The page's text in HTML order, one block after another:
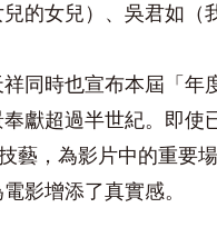
的女兒）、吳君如（
同時也宣布本屆「
獻超過半世紀。即
藝，為影片中的重要
影增添了真實感。